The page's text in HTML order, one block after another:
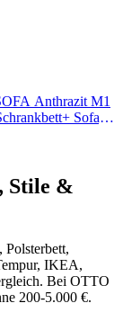
Anthrazit M1
Sofa,
Stile &
IKEA,
Bei OTTO
200-5.000 €.